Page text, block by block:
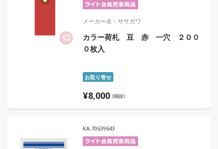
メーカー名 ササガワ
カラー荷札 豆 赤 一穴 ２００
０枚入
お取り寄せ
¥8,000 (税抜)
KA-70639643